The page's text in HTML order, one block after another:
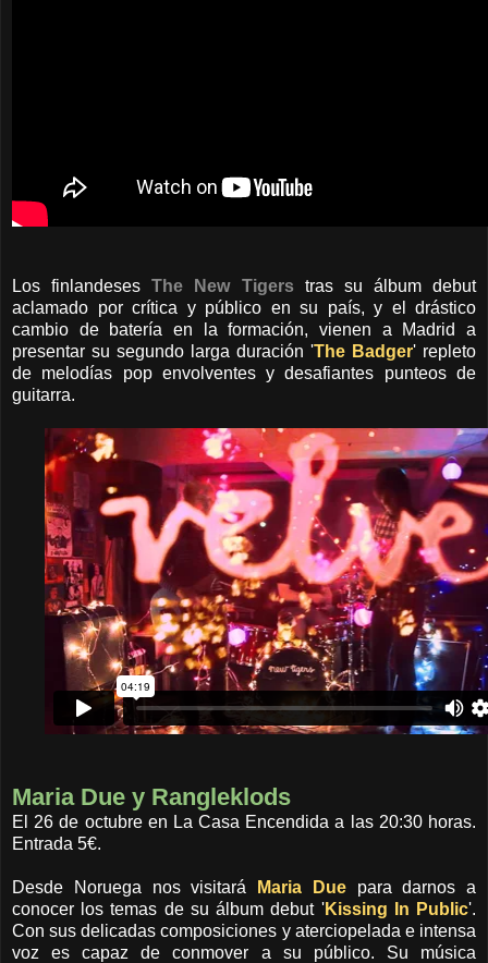
Los finlandeses The New Tigerstras su álbum debut
aclamado por crítica y público en su país, y el drástico
cambio de batería en la formación, vienen a Madrid a
presentar su segundo larga duración 'The Badger' repleto
de melodías pop envolventes y desafiantes punteos de
guitarra.
Maria Due y Rangleklods
El 26 de octubre en La Casa Encendida a las 20:30 horas.
Entrada 5€.
Desde Noruega nos visitará Maria Duepara darnos a
conocer los temas de su álbum debut 'Kissing In Public'.
Con sus delicadas composiciones y aterciopelada e intensa
voz es capaz de conmover a su público. Su música